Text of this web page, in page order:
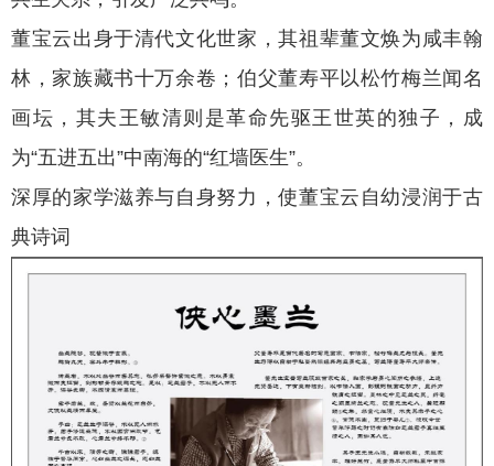
董宝云出身于清代文化世家，其祖辈董文焕为咸丰翰
林，家族藏书十万余卷；伯父董寿平以松竹梅兰闻名
画坛，其夫王敏清则是革命先驱王世英的独子，成
为“五进五出”中南海的“红墙医生”。
深厚的家学滋养与自身努力，使董宝云自幼浸润于古
典诗词